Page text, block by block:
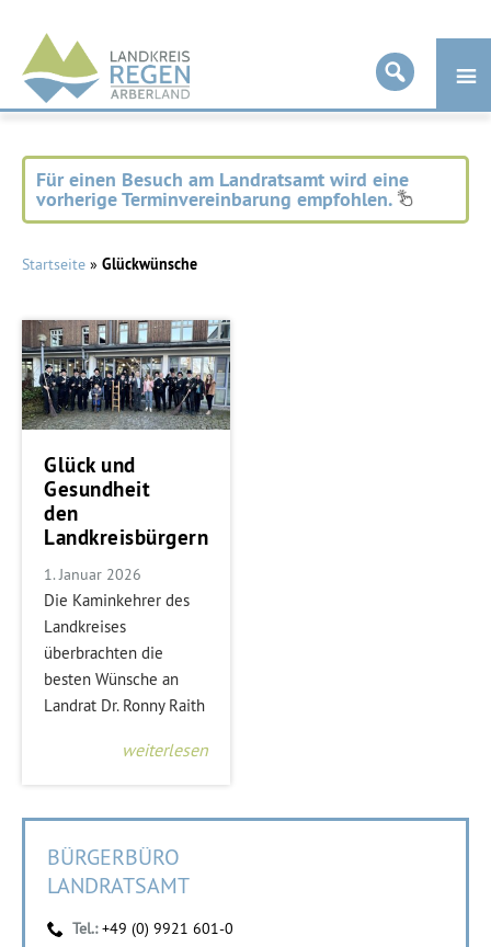
Landkreis
Regen
Für einen Besuch am Landratsamt wird eine
vorherige Terminvereinbarung empfohlen.
Startseite » Glückwünsche
Glück und
Gesundheit
den
Landkreisbürgern
1. Januar 2026
Die Kaminkehrer des
Landkreises
überbrachten die
besten Wünsche an
Landrat Dr. Ronny Raith
weiterlesen
BÜRGERBÜRO
LANDRATSAMT
Tel.:+49 (0) 9921 601-0